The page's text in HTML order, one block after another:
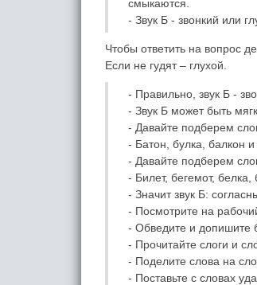
смыкаются.
- Звук Б - звонкий или
Чтобы ответить на вопрос
Если не гудят – глухой.
- Правильно, звук Б -
- Звук Б может быть
- Давайте подберем
- Батон, булка, балкон и
- Давайте подберем
- Билет, бегемот, белка,
- Значит звук Б:
- Посмотрите на
- Обведите и допишите
- Прочитайте слоги и
- Поделите слова на
- Поставьте с словах